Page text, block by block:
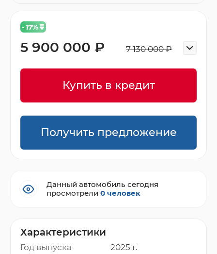
Характеристики
Год выпуска
2025 г.
- 17%
7 130 000 ₽
5 900 000 ₽
Купить в кредит
Получить предложение
Данный автомобиль сегодня
просмотрели0 человек